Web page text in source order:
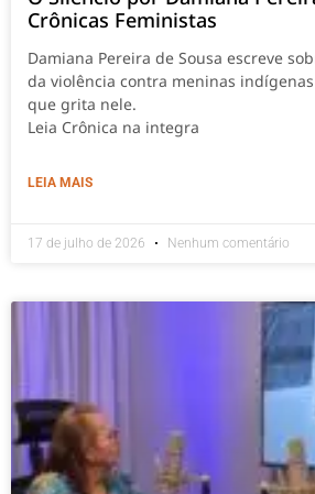
Crônicas Feministas
Damiana Pereira de Sousa escreve
da violência contra meninas
que grita nele.
Leia Crônica na integra
LEIA MAIS
17 de julho de 2026 Nenhum comentário